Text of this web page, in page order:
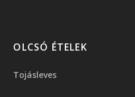
OLCSÓ ÉTELEK
Tojásleves